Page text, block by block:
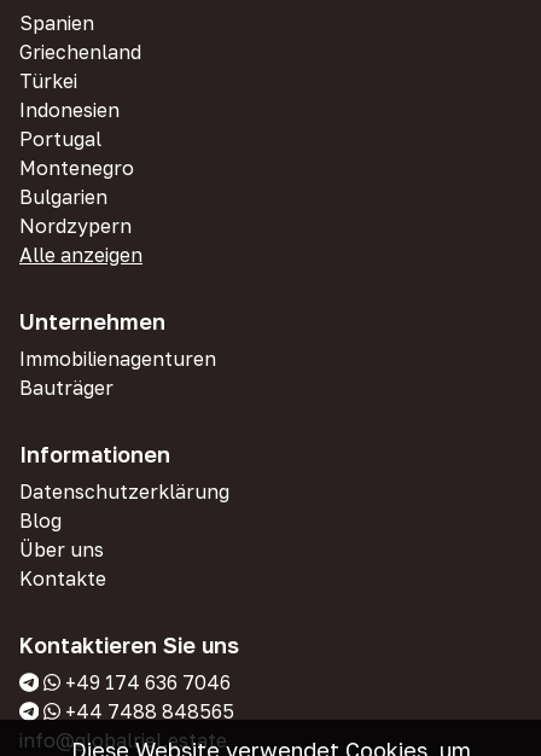
Spanien
Griechenland
Türkei
Indonesien
Portugal
Montenegro
Bulgarien
Nordzypern
Alle anzeigen
Unternehmen
Immobilienagenturen
Bauträger
Informationen
Datenschutzerklärung
Blog
Über uns
Kontakte
Kontaktieren Sie uns
+49 174 636 7046
+44 7488 848565
info@globalriel.estate
Diese Website verwendet Cookies, um